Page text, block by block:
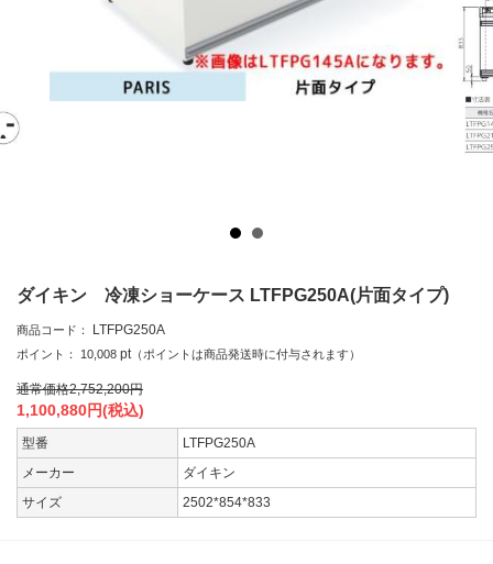
ダイキン 冷凍ショーケース LTFPG250A(片面タイプ)
商品コード： LTFPG250A
ポイント： 10,008 pt （ポイントは商品発送時に付与されます）
通常価格2,752,200円
1,100,880円(税込)
型番
LTFPG250A
メーカー
ダイキン
サイズ
2502*854*833